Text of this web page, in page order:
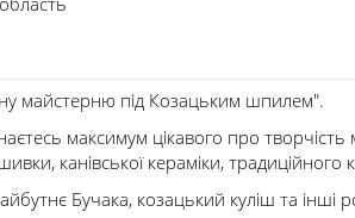
майстерню під Козацьким шпилем".
максимум цікавого про творчість
канівської кераміки, традиційного
Бучака, козацький куліш та інші